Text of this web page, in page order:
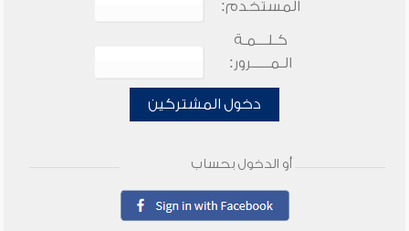
المستخدم:
كـلـــمـة
الـمـــــرور:
دخول المشتركين
أو الدخول بحساب